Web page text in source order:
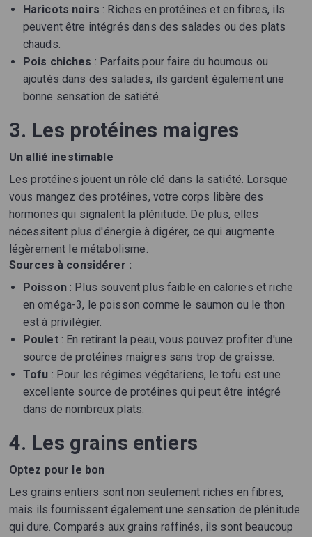
Haricots noirs : Riches en protéines et en fibres, ils
peuvent être intégrés dans des salades ou des plats
chauds.
Pois chiches : Parfaits pour faire du houmous ou
ajoutés dans des salades, ils gardent également une
bonne sensation de satiété.
3. Les protéines maigres
Un allié inestimable
Les protéines jouent un rôle clé dans la satiété. Lorsque
vous mangez des protéines, votre corps libère des
hormones qui signalent la plénitude. De plus, elles
nécessitent plus d'énergie à digérer, ce qui augmente
légèrement le métabolisme.
Sources à considérer :
Poisson: Plus souvent plus faible en calories et riche
en oméga-3, le poisson comme le saumon ou le thon
est à privilégier.
Poulet: En retirant la peau, vous pouvez profiter d'une
source de protéines maigres sans trop de graisse.
Tofu : Pour les régimes végétariens, le tofu est une
excellente source de protéines qui peut être intégré
dans de nombreux plats.
4. Les grains entiers
Optez pour le bon
Les grains entiers sont non seulement riches en fibres,
mais ils fournissent également une sensation de plénitude
qui dure. Comparés aux grains raffinés, ils sont beaucoup